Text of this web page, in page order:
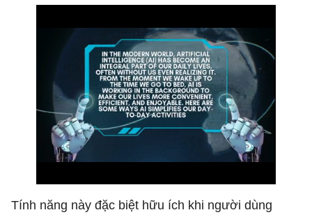
Tính năng này đặc biệt hữu ích khi người dùng